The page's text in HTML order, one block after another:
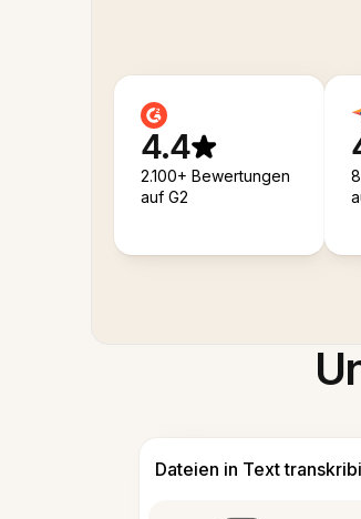
4.4
2.100+ Bewertungen
auf G2
Dateien in Text